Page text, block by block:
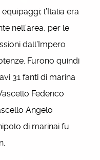
equipaggi; l’Italia era
nell’area, per le
dall’Impero
Furono quindi
31 fanti di marina
Federico
Angelo
di marinai fu